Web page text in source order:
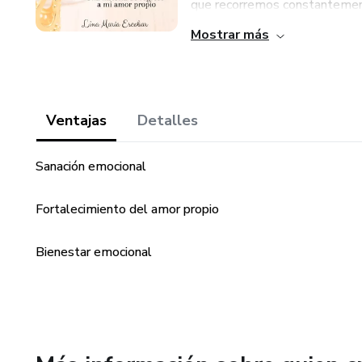
que recorremos
Mostrar más
Ventajas Detalles
Sanación emocional
Fortalecimiento del amor propio
Bienestar emocional